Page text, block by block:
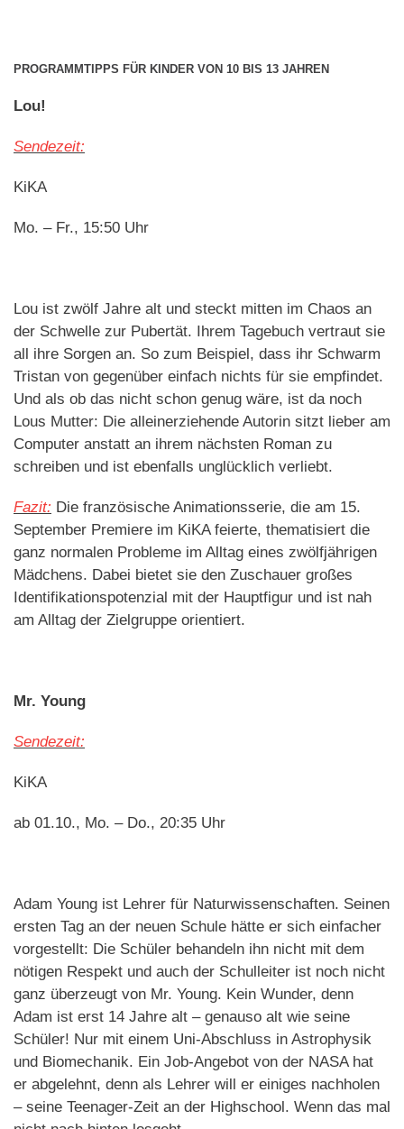
PROGRAMMTIPPS FÜR KINDER VON 10 BIS 13 JAHREN
Lou!
Sendezeit:
KiKA
Mo. – Fr., 15:50 Uhr
Lou ist zwölf Jahre alt und steckt mitten im Chaos an
der Schwelle zur Pubertät. Ihrem Tagebuch vertraut sie
all ihre Sorgen an. So zum Beispiel, dass ihr Schwarm
Tristan von gegenüber einfach nichts für sie empfindet.
Und als ob das nicht schon genug wäre, ist da noch
Lous Mutter: Die alleinerziehende Autorin sitzt lieber am
Computer anstatt an ihrem nächsten Roman zu
schreiben und ist ebenfalls unglücklich verliebt.
Fazit: Die französische Animationsserie, die am 15.
September Premiere im KiKA feierte, thematisiert die
ganz normalen Probleme im Alltag eines zwölfjährigen
Mädchens. Dabei bietet sie den Zuschauer großes
Identifikationspotenzial mit der Hauptfigur und ist nah
am Alltag der Zielgruppe orientiert.
Mr. Young
Sendezeit:
KiKA
ab 01.10., Mo. – Do., 20:35 Uhr
Adam Young ist Lehrer für Naturwissenschaften. Seinen
ersten Tag an der neuen Schule hätte er sich einfacher
vorgestellt: Die Schüler behandeln ihn nicht mit dem
nötigen Respekt und auch der Schulleiter ist noch nicht
ganz überzeugt von Mr. Young. Kein Wunder, denn
Adam ist erst 14 Jahre alt – genauso alt wie seine
Schüler! Nur mit einem Uni-Abschluss in Astrophysik
und Biomechanik. Ein Job-Angebot von der NASA hat
er abgelehnt, denn als Lehrer will er einiges nachholen
– seine Teenager-Zeit an der Highschool. Wenn das mal